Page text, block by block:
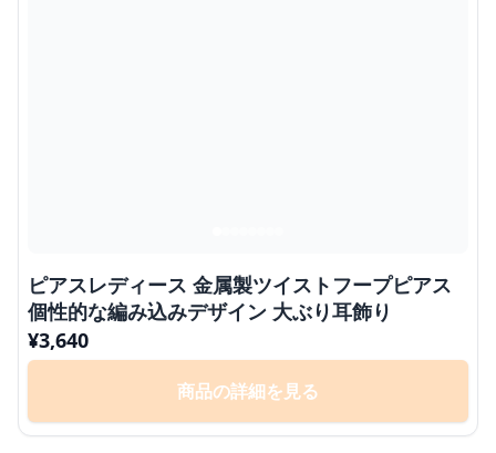
ピアスレディース 金属製ツイストフープピアス
個性的な編み込みデザイン 大ぶり耳飾り
¥3,640
商品の詳細を見る